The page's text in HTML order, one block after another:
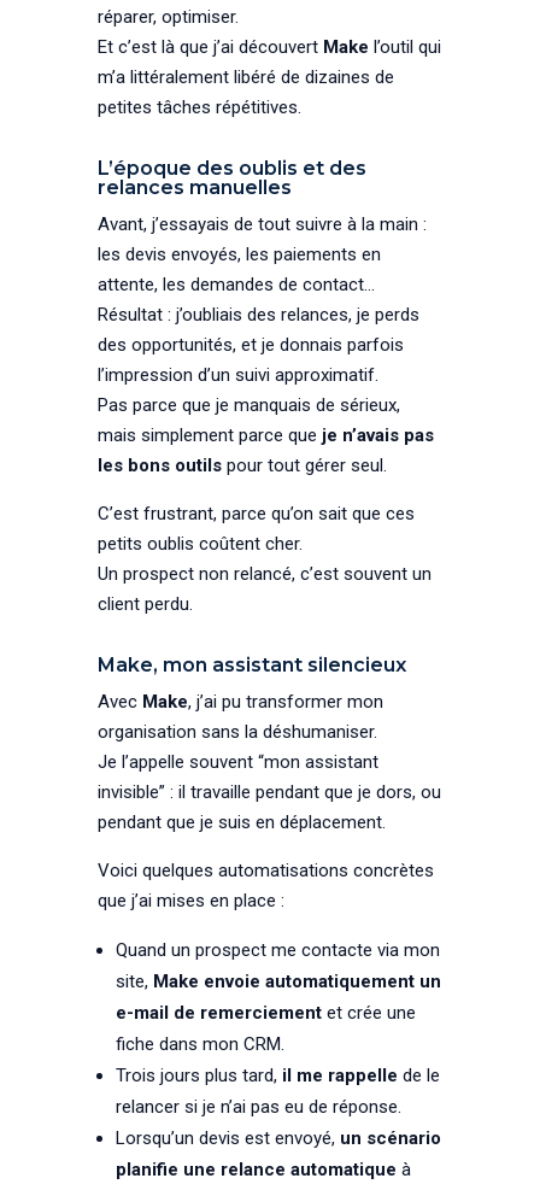
réparer, optimiser.
Et c’est là que j’ai découvert Make l’outil qui
m’a littéralement libéré de dizaines de
petites tâches répétitives.
L’époque des oublis et des
relances manuelles
Avant, j’essayais de tout suivre à la main :
les devis envoyés, les paiements en
attente, les demandes de contact…
Résultat : j’oubliais des relances, je perds
des opportunités, et je donnais parfois
l’impression d’un suivi approximatif.
Pas parce que je manquais de sérieux,
mais simplement parce que je n’avais pas
les bons outilspour tout gérer seul.
C’est frustrant, parce qu’on sait que ces
petits oublis coûtent cher.
Un prospect non relancé, c’est souvent un
client perdu.
Make, mon assistant silencieux
Avec Make, j’ai pu transformer mon
organisation sans la déshumaniser.
Je l’appelle souvent “mon assistant
invisible” : il travaille pendant que je dors, ou
pendant que je suis en déplacement.
Voici quelques automatisations concrètes
que j’ai mises en place :
Quand un prospect me contacte via mon
site, Make envoie automatiquement un
e-mail de remerciementet crée une
fiche dans mon CRM.
Trois jours plus tard, il me rappelle de le
relancer si je n’ai pas eu de réponse.
Lorsqu’un devis est envoyé, un scénario
planifie une relance automatique à